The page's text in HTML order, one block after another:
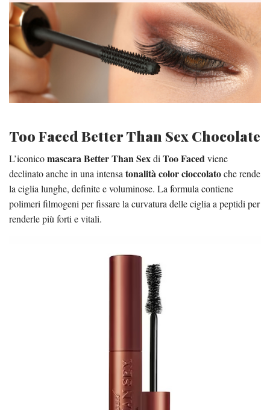
Too Faced Better Than Sex Chocolate
L’iconicomascara Better Than Sexdi Too Facedviene
declinato anche in una intensa tonalità color cioccolatoche rende
la ciglia lunghe, definite e voluminose. La formula contiene
polimeri filmogeni per fissare la curvatura delle ciglia a peptidi per
renderle più forti e vitali.